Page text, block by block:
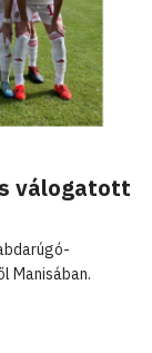
válogatott
Manisában.